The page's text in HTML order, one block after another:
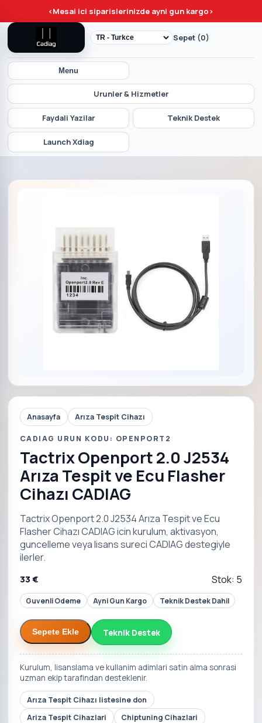
<Mesai ici siparislerinizde ayni gun kargo>
Menu
Urunler & Hizmetler
Faydali Yazilar Teknik Destek
Launch Xdiag
Sepet (0)
Anasayfa Arıza Tespit Cihazı
CADIAG URUN KODU: OPENPORT2
Tactrix Openport 2.0 J2534
Arıza Tespit ve Ecu Flasher
Cihazı CADIAG
Tactrix Openport 2.0 J2534 Arıza Tespit ve Ecu
Flasher Cihazı CADIAG icin kurulum, aktivasyon,
guncelleme veya lisans sureci CADIAG destegiyle
ilerler.
33 € Stok: 5
Guvenli Odeme Ayni Gun Kargo Teknik Destek Dahil
Sepete Ekle Teknik Destek
Kurulum, lisanslama ve kullanim adimlari satin alma sonrasi
uzman ekip tarafindan desteklenir.
Arıza Tespit Cihazı listesine don
Ariza Tespit Cihazlari
Chiptuning Cihazlari